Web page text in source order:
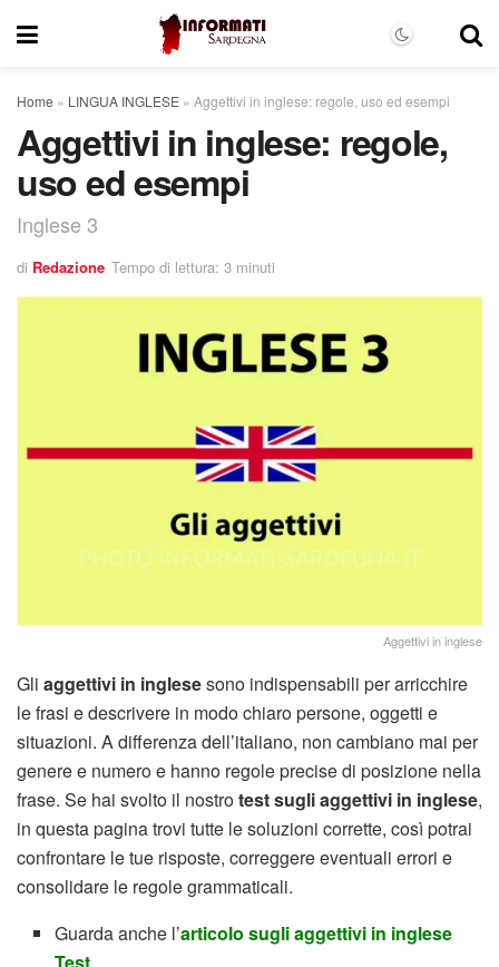
Home » LINGUA INGLESE » Aggettivi in inglese: regole, uso ed esempi
Aggettivi in inglese: regole,
uso ed esempi
Inglese 3
di Redazione Tempo di lettura: 3 minuti
Aggettivi in inglese
Gli aggettivi in inglesesono indispensabili per arricchire
le frasi e descrivere in modo chiaro persone, oggetti e
situazioni. A differenza dell’italiano, non cambiano mai per
genere e numero e hanno regole precise di posizione nella
frase. Se hai svolto il nostrotest sugli aggettivi in inglese,
in questa pagina trovi tutte le soluzioni corrette, così potrai
confrontare le tue risposte, correggere eventuali errori e
consolidare le regole grammaticali.
Guarda anche l’articolo sugli aggettivi in inglese